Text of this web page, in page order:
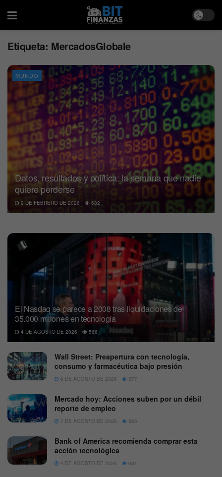
Etiqueta: MercadosGlobale
MUNDO
Datos, resultados y política: la semana que nadie
quiere perderse
9 DE FEBRERO DE 2026 682
El Nasdaq se parece a 2008 tras liquidaciones de
35.000 millones en tecnología
4 DE AGOSTO DE 2026 566
Wall Street: Preapertura con tecnología,
consumo y farmacéutica bajo presión
6 DE AGOSTO DE 2026 577
Mercado hoy: Acciones suben por un débil
reporte de empleo
7 DE AGOSTO DE 2026 565
Bank of America recomienda comprar esta
acción tecnológica
4 DE AGOSTO DE 2026 681